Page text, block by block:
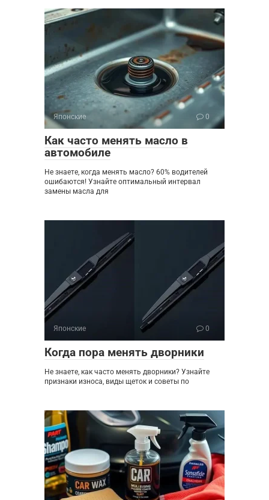
Японские 0
Как часто менять масло в
автомобиле
Не знаете, когда менять масло? 60% водителей
ошибаются! Узнайте оптимальный интервал
замены масла для
Японские 0
Когда пора менять дворники
Не знаете, как часто менять дворники? Узнайте
признаки износа, виды щеток и советы по